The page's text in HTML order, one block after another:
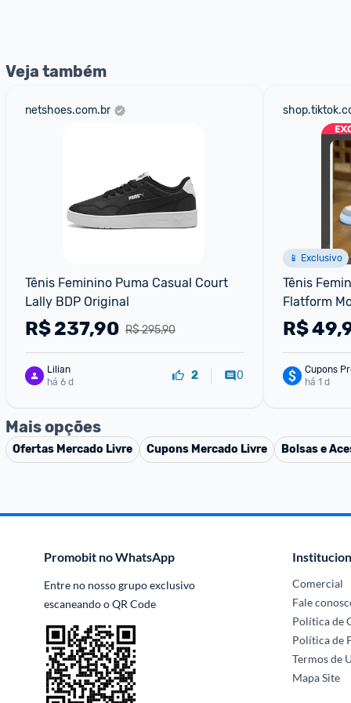
Veja também
netshoes.com.br
Tênis Feminino Puma Casual Court
Lally BDP Original
R$ 295,90
R$237,90
Lilian
há 6 d
2 0
📱 Exclusivo
Tênis
Flatform
R$
Cupons
há 1 d
Mais opções
Ofertas Mercado Livre Cupons Mercado Livre Bolsas e
Promobit no WhatsApp
Entre no nosso grupo exclusivo
escaneando o QR Code
Comercial
Fale
Política de
Política de
Termos de
Mapa Site